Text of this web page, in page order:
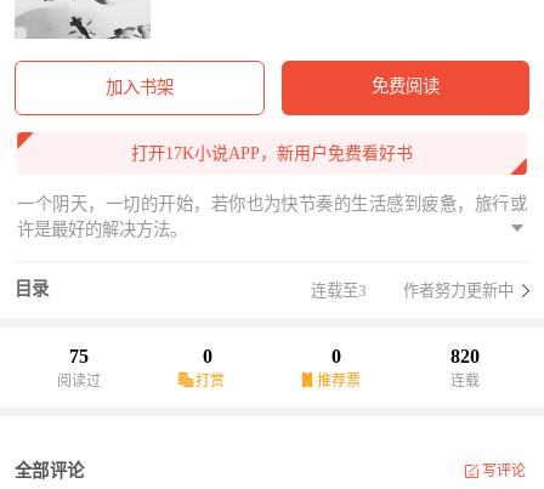
加入书架 免费阅读
打开17K小说APP，新用户免费看好书
一个阴天，一切的开始，若你也为快节奏的生活感到疲惫，旅行或
许是最好的解决方法。
目录 连载至3 作者努力更新中
75
阅读过
0
打赏
0
推荐票
820
连载
全部评论 写评论